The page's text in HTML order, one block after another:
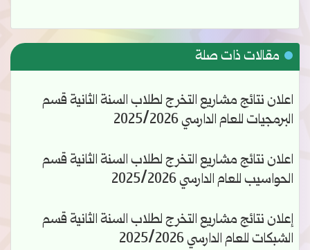
مقالات ذات صلة
اعلان نتائج مشاريع التخرج لطلاب السنة الثانية قسم
البرمجيات للعام الدارسي 2025/2026
اعلان نتائج مشاريع التخرج لطلاب السنة الثانية قسم
الحواسيب للعام الدارسي 2025/2026
إعلان نتائج مشاريع التخرج لطلاب السنة الثانية قسم
الشبكات للعام الدارسي 2025/2026